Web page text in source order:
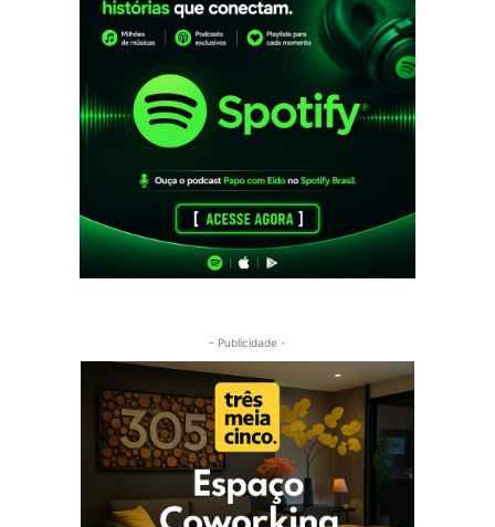
- Publicidade -